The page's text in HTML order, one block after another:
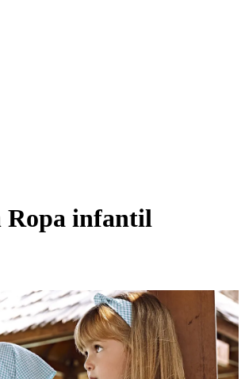
Ropa infantil